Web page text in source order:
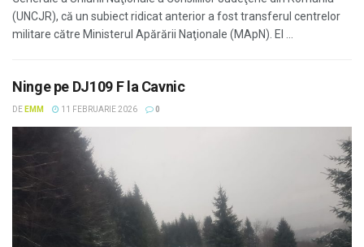
(UNCJR), că un subiect ridicat anterior a fost transferul centrelor
militare către Ministerul Apărării Naţionale (MApN). El ...
Ninge pe DJ109 F la Cavnic
DE EMM 11 FEBRUARIE 2026 0